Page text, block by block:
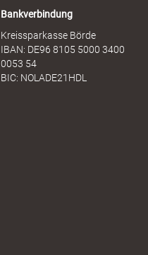
Bankverbindung
Kreissparkasse Börde
IBAN: DE96 8105 5000 3400
0053 54
BIC: NOLADE21HDL